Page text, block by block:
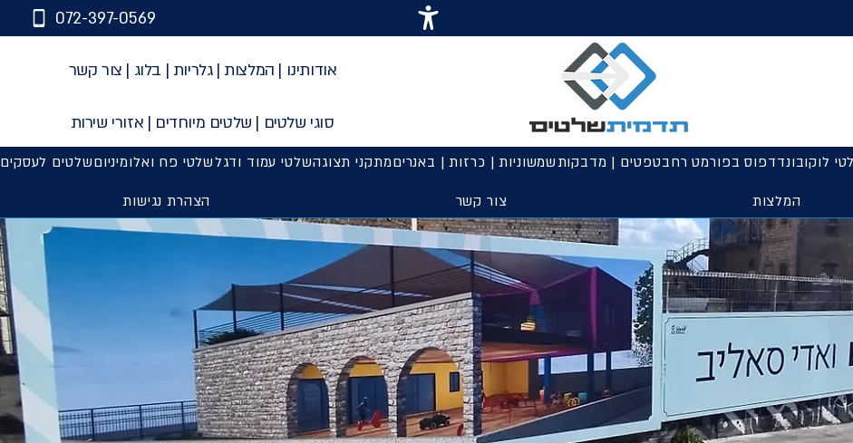
072-397-0569
אודותינו | המלצות|גלריות | בלוג | צור קשר
סוגי שלטים | שלטים מיוחדים | אזורי שירות
לוקובונדדפוס בפורמט רחבטפטים | מדבקותשמשוניות | כרזות | באנריםמתקני תצוגהשלטי עמוד ודגלשלטי פח ואלומיניוםשלטים לעסקים
המלצות צור קשר הצהרת נגישות